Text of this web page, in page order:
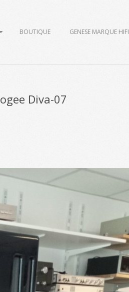
BOUTIQUE GENESE MARQUE HIFI
Diva-07